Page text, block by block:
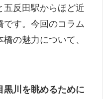
五反田駅からほど近
です。今回のコラム
の魅力について、
黒川を眺めるために